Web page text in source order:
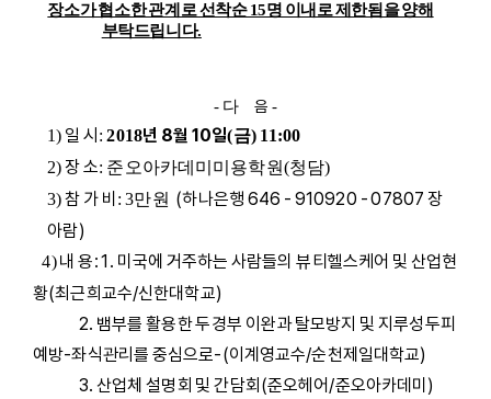
장소가 협소한 관계로 선착순 15명 이내로 제한됨을 양해
부탁드립니다.
- 다 음 -
1) 일 시:2018년 8월 10일(금) 11:00
2)장 소: 준오아카데미미용학원(청담)
3)참 가 비: 3만원 (하나은행 646 - 910920 - 07807 장
아람)
4)내 용: 1. 미국에 거주하는 사람들의 뷰티헬스케어 및 산업현
황(최근희교수/신한대학교)
2. 뱀부를 활용한 두경부 이완과 탈모방지 및 지루성두피
예방-좌식관리를 중심으로-(이계영교수/순천제일대학교)
3. 산업체 설명회 및 간담회(준오헤어/준오아카데미)